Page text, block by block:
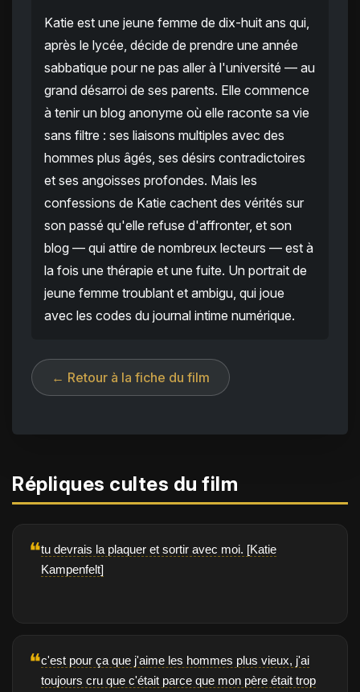
Katie est une jeune femme de dix-huit ans qui,
après le lycée, décide de prendre une année
sabbatique pour ne pas aller à l'université — au
grand désarroi de ses parents. Elle commence
à tenir un blog anonyme où elle raconte sa vie
sans filtre : ses liaisons multiples avec des
hommes plus âgés, ses désirs contradictoires
et ses angoisses profondes. Mais les
confessions de Katie cachent des vérités sur
son passé qu'elle refuse d'affronter, et son
blog — qui attire de nombreux lecteurs — est à
la fois une thérapie et une fuite. Un portrait de
jeune femme troublant et ambigu, qui joue
avec les codes du journal intime numérique.
← Retour à la fiche du film
Répliques cultes du film
❝tu devrais la plaquer et sortir avec moi. [Katie
Kampenfelt]
❝c'est pour ça que j'aime les hommes plus vieux, j'ai
toujours cru que c'était parce que mon père était trop